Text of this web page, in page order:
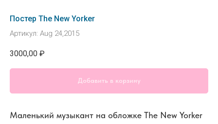
Постер The New Yorker
Артикул: Aug 24,2015
3000,00 ₽
Добавить в корзину
Маленький музыкант на обложке The New Yorker